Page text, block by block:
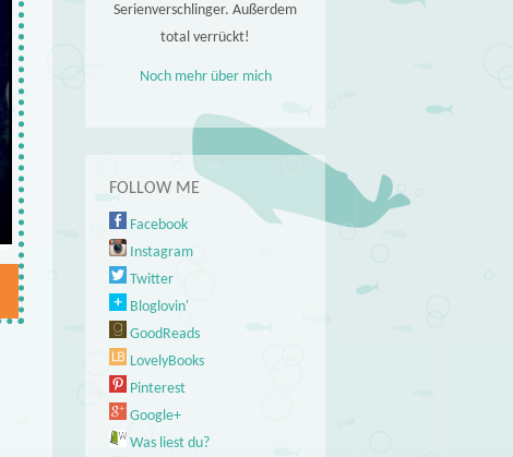
Serienverschlinger. Außerdem
total verrückt!
Noch mehr über mich
FOLLOW ME
Facebook
Instagram
Twitter
Bloglovin'
GoodReads
LovelyBooks
Pinterest
Google+
Was liest du?